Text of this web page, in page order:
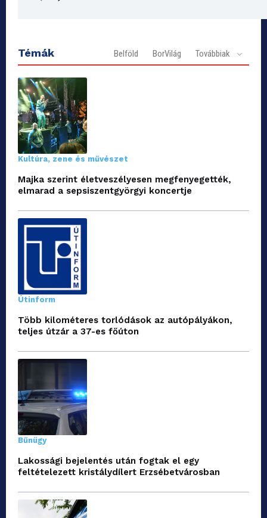
Témák Belföld BorVilág Továbbiak
Kultúra, zene és művészet
Majka szerint életveszélyesen megfenyegették,
elmarad a sepsiszentgyörgyi koncertje
Útinform
Több kilométeres torlódások az autópályákon,
teljes útzár a 37-es főúton
Bűnügy
Lakossági bejelentés után fogtak el egy
feltételezett kristálydílert Erzsébetvárosban